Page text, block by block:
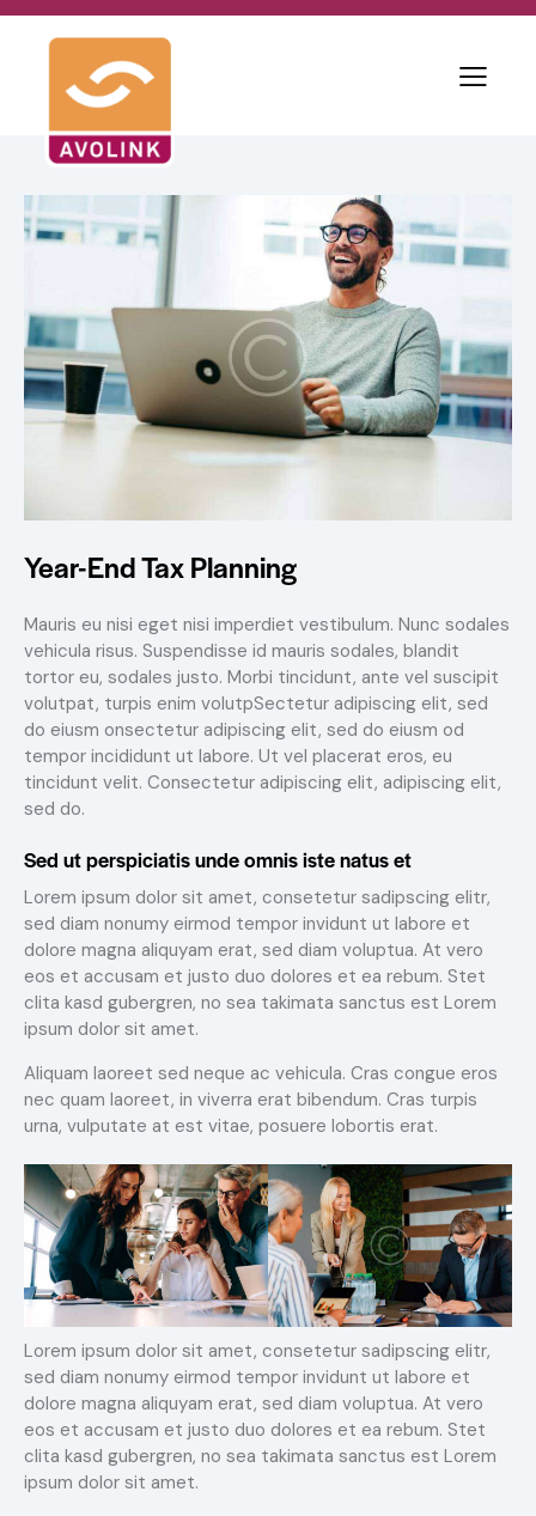
Year-End Tax Planning
Mauris eu nisi eget nisi imperdiet vestibulum. Nunc sodales
vehicula risus. Suspendisse id mauris sodales, blandit
tortor eu, sodales justo. Morbi tincidunt, ante vel suscipit
volutpat, turpis enim volutpSectetur adipiscing elit, sed
do eiusm onsectetur adipiscing elit, sed do eiusm od
tempor incididunt ut labore. Ut vel placerat eros, eu
tincidunt velit. Consectetur adipiscing elit, adipiscing elit,
sed do.
Sed ut perspiciatis unde omnis iste natus et
Lorem ipsum dolor sit amet, consetetur sadipscing elitr,
sed diam nonumy eirmod tempor invidunt ut labore et
dolore magna aliquyam erat, sed diam voluptua. At vero
eos et accusam et justo duo dolores et ea rebum. Stet
clita kasd gubergren, no sea takimata sanctus est Lorem
ipsum dolor sit amet.
Aliquam laoreet sed neque ac vehicula. Cras congue eros
nec quam laoreet, in viverra erat bibendum. Cras turpis
urna, vulputate at est vitae, posuere lobortis erat.
Lorem ipsum dolor sit amet, consetetur sadipscing elitr,
sed diam nonumy eirmod tempor invidunt ut labore et
dolore magna aliquyam erat, sed diam voluptua. At vero
eos et accusam et justo duo dolores et ea rebum. Stet
clita kasd gubergren, no sea takimata sanctus est Lorem
ipsum dolor sit amet.